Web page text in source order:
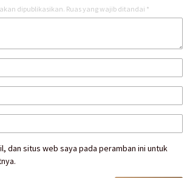
dipublikasikan. Ruas yang wajib ditandai *
dan situs web saya pada peramban ini untuk